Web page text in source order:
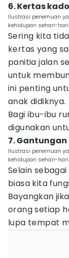
6. Kertas kado
Ilustrasi penemuan
kehidupan sehari-
Sering kita
kertas yang
panitia jalan
untuk
ini penting
anak didiknya.
Bagi ibu-ibu
digunakan
7. Gantungan
Ilustrasi penemuan
kehidupan sehari-
Selain
biasa kita
Bayangkan
orang setiap
lupa tempat